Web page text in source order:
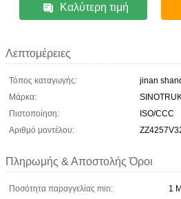
Καλύτερη τιμή
Λεπτομέρειες
Τόπος καταγωγής:
jinan
Μάρκα:
Πιστοποίηση:
ISO/CCC
Αριθμό μοντέλου:
Πληρωμής & Αποστολής Όροι
Ποσότητα παραγγελίας min:
1